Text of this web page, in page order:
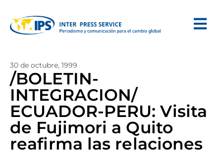
30 de octubre, 1999
/BOLETIN-
INTEGRACION/
ECUADOR-PERU: Visita
de Fujimori a Quito
reafirma las relaciones